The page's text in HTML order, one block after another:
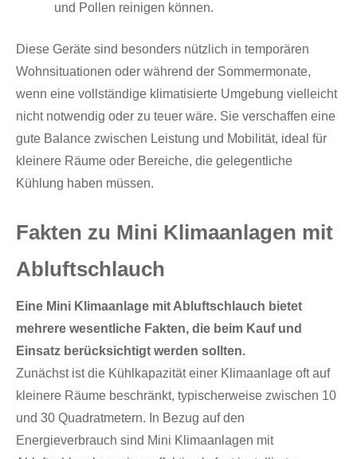
und Pollen reinigen können.
Diese Geräte sind besonders nützlich in temporären
Wohnsituationen oder während der Sommermonate,
wenn eine vollständige klimatisierte Umgebung vielleicht
nicht notwendig oder zu teuer wäre. Sie verschaffen eine
gute Balance zwischen Leistung und Mobilität, ideal für
kleinere Räume oder Bereiche, die gelegentliche
Kühlung haben müssen.
Fakten zu Mini Klimaanlagen mit
Abluftschlauch
Eine Mini Klimaanlage mit Abluftschlauch bietet
mehrere wesentliche Fakten, die beim Kauf und
Einsatz berücksichtigt werden sollten.
Zunächst ist die Kühlkapazität einer Klimaanlage oft auf
kleinere Räume beschränkt, typischerweise zwischen 10
und 30 Quadratmetern. In Bezug auf den
Energieverbrauch sind Mini Klimaanlagen mit